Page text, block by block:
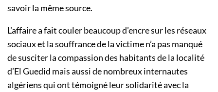
savoir la même source.
L’affaire a fait couler beaucoup d’encre sur les réseaux
sociaux et la souffrance de la victime n’a pas manqué
de susciter la compassion des habitants de la localité
d’El Guedid mais aussi de nombreux internautes
algériens qui ont témoigné leur solidarité avec la